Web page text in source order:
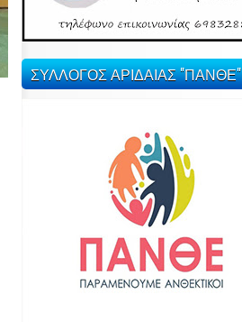
ΣΥΛΛΟΓΟΣ ΑΡΙΔΑΙΑΣ "ΠΑΝΘΕ"